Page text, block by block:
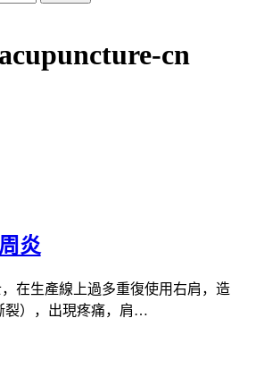
cn
炎
在生產線上過多重復使用右肩，造
裂），出現疼痛，肩…